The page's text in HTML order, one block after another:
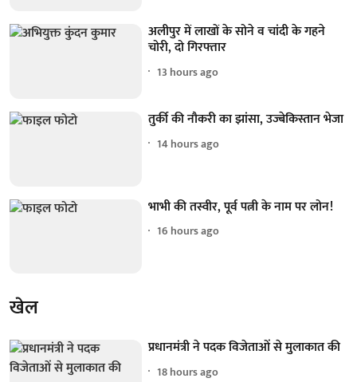
अलीपुर में लाखों के सोने व चांदी के गहने
चोरी, दो गिरफ्तार
13 hours ago
तुर्की की नौकरी का झांसा, उज्बेकिस्तान भेजा
14 hours ago
भाभी की तस्वीर, पूर्व पत्नी के नाम पर लोन!
16 hours ago
खेल
प्रधानमंत्री ने पदक विजेताओं से मुलाकात की
18 hours ago